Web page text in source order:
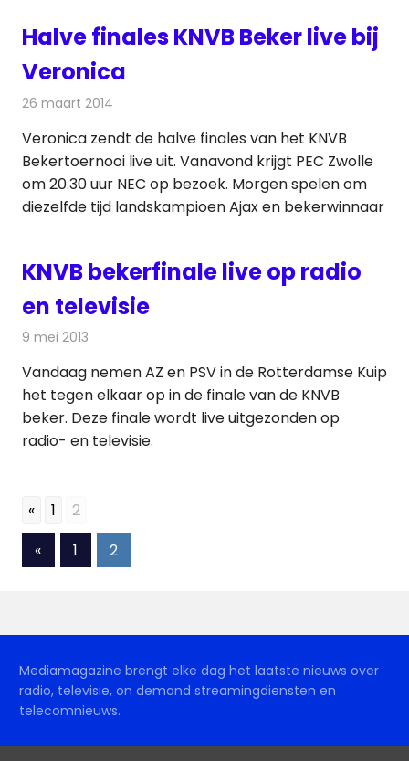
Halve finales KNVB Beker live bij
Veronica
26 maart 2014
Veronica zendt de halve finales van het KNVB
Bekertoernooi live uit. Vanavond krijgt PEC Zwolle
om 20.30 uur NEC op bezoek. Morgen spelen om
diezelfde tijd landskampioen Ajax en bekerwinnaar
KNVB bekerfinale live op radio
en televisie
9 mei 2013
Vandaag nemen AZ en PSV in de Rotterdamse Kuip
het tegen elkaar op in de finale van de KNVB
beker. Deze finale wordt live uitgezonden op
radio- en televisie.
« 1 2
Berichten
«Vorige
berichten
1 2
Mediamagazine brengt elke dag het laatste nieuws over
radio, televisie, on demand streamingdiensten en
telecomnieuws.